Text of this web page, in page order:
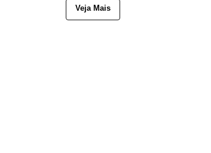
Veja Mais